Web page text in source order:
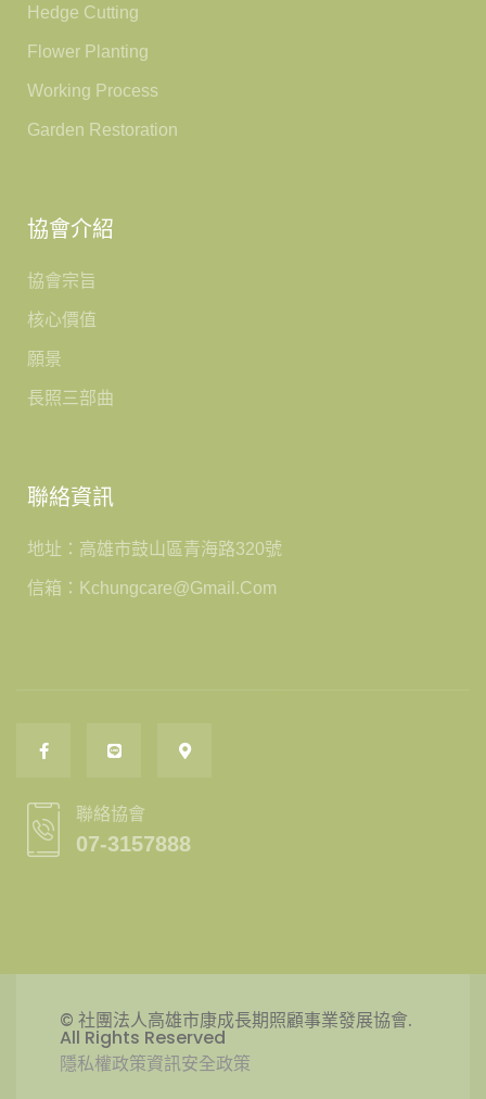
Hedge Cutting
Flower Planting
Working Process
Garden Restoration
協會介紹
協會宗旨
核心價值
願景
長照三部曲
聯絡資訊
地址：高雄市鼓山區青海路320號
信箱：kchungcare@gmail.com
聯絡協會
07-3157888
© 社團法人高雄市康成長期照顧事業發展協會.
All Rights Reserved
隱私權政策資訊安全政策